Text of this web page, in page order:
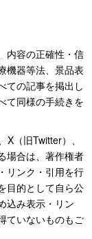
内容の正確性・信
機器等法、景品表
ての記事を掲出し
て同様の手続きを
（旧Twitter）、
場合は、著作権者
リンク・引用を行
目的として自ら公
込み表示・リン
ていないものもご